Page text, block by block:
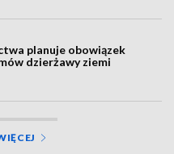
planuje obowiązek
dzierżawy ziemi